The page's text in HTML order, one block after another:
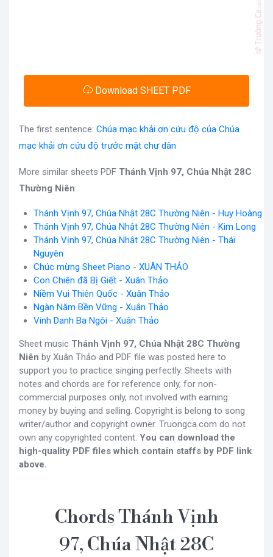
Download SHEET PDF
The first sentence: Chúa mạc khải ơn cứu độ của Chúa
mạc khải ơn cứu độ trước mặt chư dân
More similar sheets PDF Thánh Vịnh 97, Chúa Nhật 28C
Thường Niên:
Thánh Vịnh 97, Chúa Nhật 28C Thường Niên - Huy Hoàng
Thánh Vịnh 97, Chúa Nhật 28C Thường Niên - Kim Long
Thánh Vịnh 97, Chúa Nhật 28C Thường Niên - Thái
Nguyên
Chúc mừng Sheet Piano - XUÂN THẢO
Con Chiên đã Bị Giết - Xuân Thảo
Niềm Vui Thiên Quốc - Xuân Thảo
Ngàn Năm Bền Vững - Xuân Thảo
Vinh Danh Ba Ngôi - Xuân Thảo
Sheet music Thánh Vịnh 97, Chúa Nhật 28C Thường
Niên by Xuân Thảo and PDF file was posted here to
support you to practice singing perfectly. Sheets with
notes and chords are for reference only, for non-
commercial purposes only, not involved with earning
money by buying and selling. Copyright is belong to song
writer/author and copyright owner. Truongca.com do not
own any copyrighted content. You can download the
high-quality PDF files which contain staffs by PDF link
above.
Chords Thánh Vịnh
97, Chúa Nhật 28C